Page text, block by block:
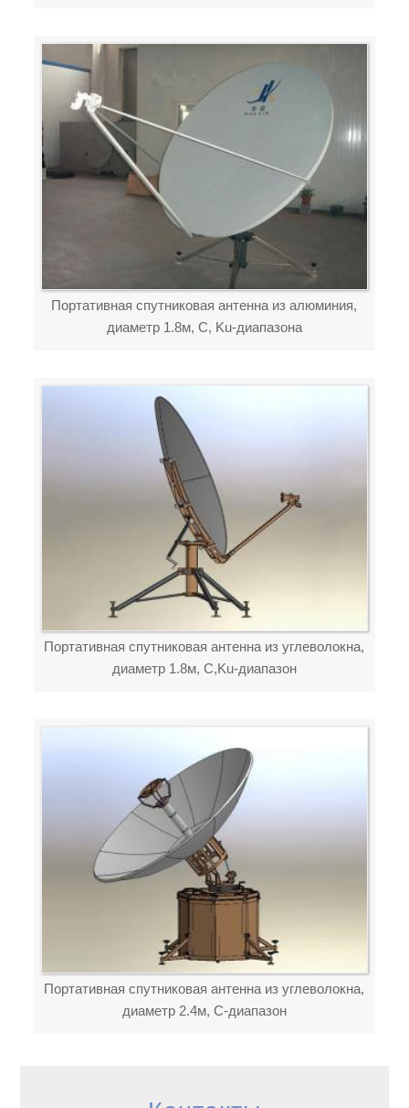
Портативная спутниковая антенна из алюминия,
диаметр 1.8м, C, Ku-диапазонa
Портативная спутниковая антенна из углеволокна,
диаметр 1.8м, C,Ku-диапазон
Портативная спутниковая антенна из углеволокна,
диаметр 2.4м, C-диапазон